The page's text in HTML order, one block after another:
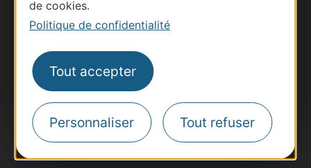
de cookies.
Politique de confidentialité
Tout accepter
Personnaliser Tout refuser
Voyagistes
Inscrivez-vous à la lettre d'information
Destination Occitanie pour recevoir des
suggestions de séjours, de visites et de sorties.
Je m'abonne